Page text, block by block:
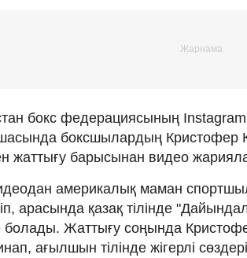
бокс федерациясының Instagram
боксшылардың Кристофер
жаттығу барысынан видео
америкалық маман
арасында қазақ тілінде
болады. Жаттығу соңында
ағылшын тілінде жігерлі